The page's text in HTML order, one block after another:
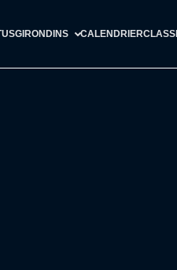
GIRONDINS CALENDRIER